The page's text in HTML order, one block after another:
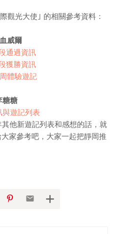
觀光大使｣ 的相關參考資料：
威爾
通過資訊
獲勝資訊
體驗遊記
糖糖
與遊記列表
他新遊記列表和感想的話，就
家參考吧，大家一起把靜岡推